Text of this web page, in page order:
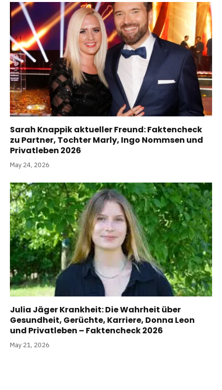
Sarah Knappik aktueller Freund: Faktencheck
zu Partner, Tochter Marly, Ingo Nommsen und
Privatleben 2026
May 24, 2026
Julia Jäger Krankheit: Die Wahrheit über
Gesundheit, Gerüchte, Karriere, Donna Leon
und Privatleben – Faktencheck 2026
May 21, 2026